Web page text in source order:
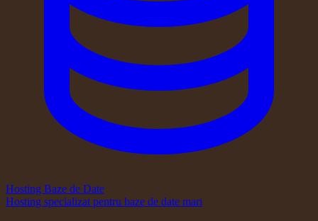
Hosting Baze de Date
Hosting specializat pentru baze de date mari